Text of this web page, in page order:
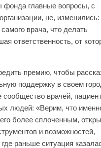
фонда главные вопросы, с
не, изменились:
врача, что делать
ответственность, от
премию, чтобы
поддержку в своем
врачей,
людей: «Верим, что
более сплоченным,
и возможностей,
раньше ситуация